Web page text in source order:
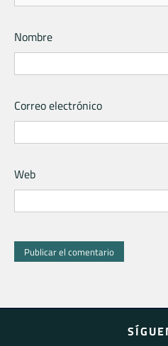
Nombre
Correo electrónico
Web